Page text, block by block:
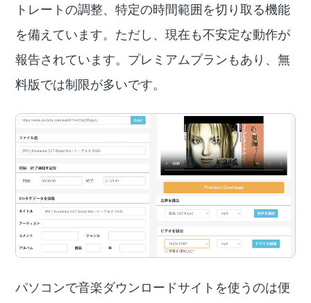
トレートの調整、特定の時間範囲を切り取る機能
を備えています。ただし、現在も不安定な動作が
報告されています。プレミアムプランもあり、無
料版では制限が多いです。
パソコンで音楽ダウンロードサイトを使うのは便